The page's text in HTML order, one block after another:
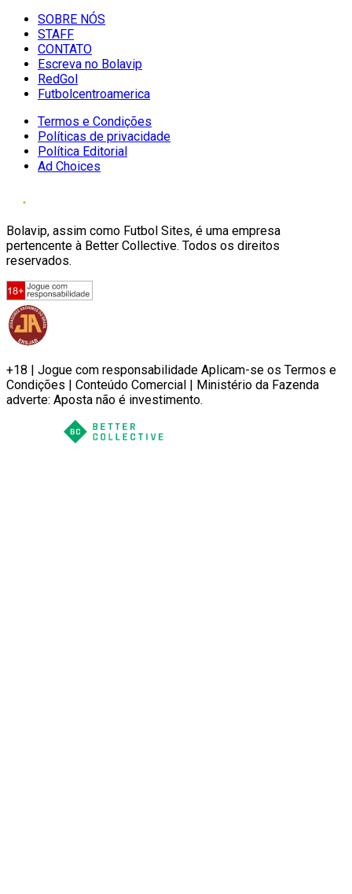
SOBRE NÓS
STAFF
CONTATO
Escreva no Bolavip
RedGol
Futbolcentroamerica
Termos e Condições
Políticas de privacidade
Política Editorial
Ad Choices
Bolavip, assim como Futbol Sites, é uma empresa
pertencente à Better Collective. Todos os direitos
reservados.
+18 | Jogue com responsabilidade Aplicam-se os Termos e
Condições | Conteúdo Comercial | Ministério da Fazenda
adverte: Aposta não é investimento.